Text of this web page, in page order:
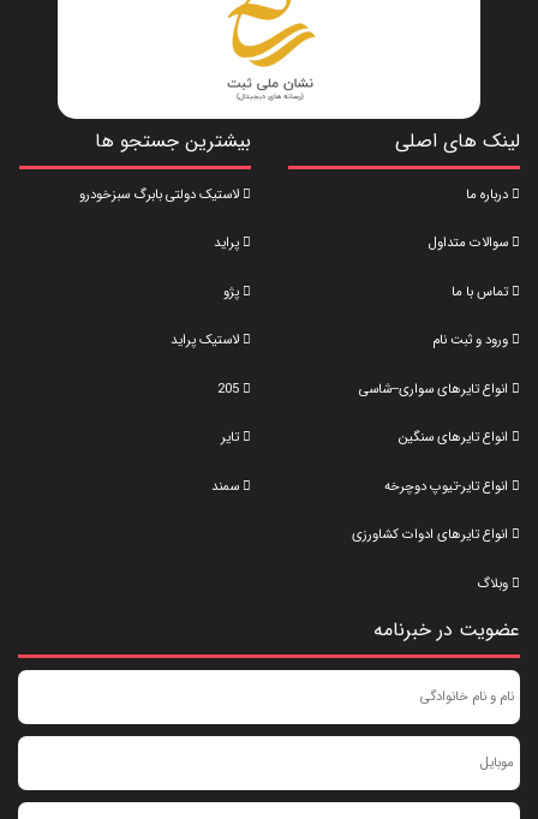
لینک های اصلی
درباره ما
سوالات متداول
تماس با ما
ورود و ثبت نام
انواع تایرهای سواری--شاسی
انواع تایرهای سنگین
انواع تایر-تیوپ دوچرخه
انواع تایرهای ادوات کشاورزی
وبلاگ
بیشترین جستجو ها
لاستیک دولتی بابرگ سبزخودرو
پراید
پژو
لاستیک پراید
205
تایر
سمند
عضویت در خبرنامه